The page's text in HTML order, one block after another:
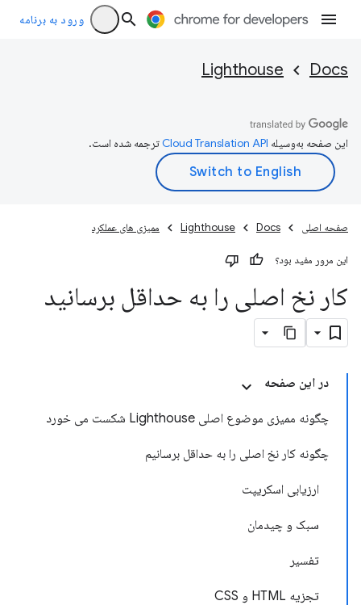
ورود به برنامه
Docs
Lighthouse
این صفحه به‌وسیله ترجمه شده است.
صفحه اصلی Docs
Lighthouse ممیزی های عملکرد
این مرور مفید بود؟
کار نخ اصلی را به حداقل برسانید
در این صفحه
چگونه ممیزی موضوع اصلی Lighthouse شکست می خورد
چگونه کار نخ اصلی را به حداقل برسانیم
ارزیابی اسکریپت
سبک و چیدمان
تفسیر
تجزیه HTML و CSS